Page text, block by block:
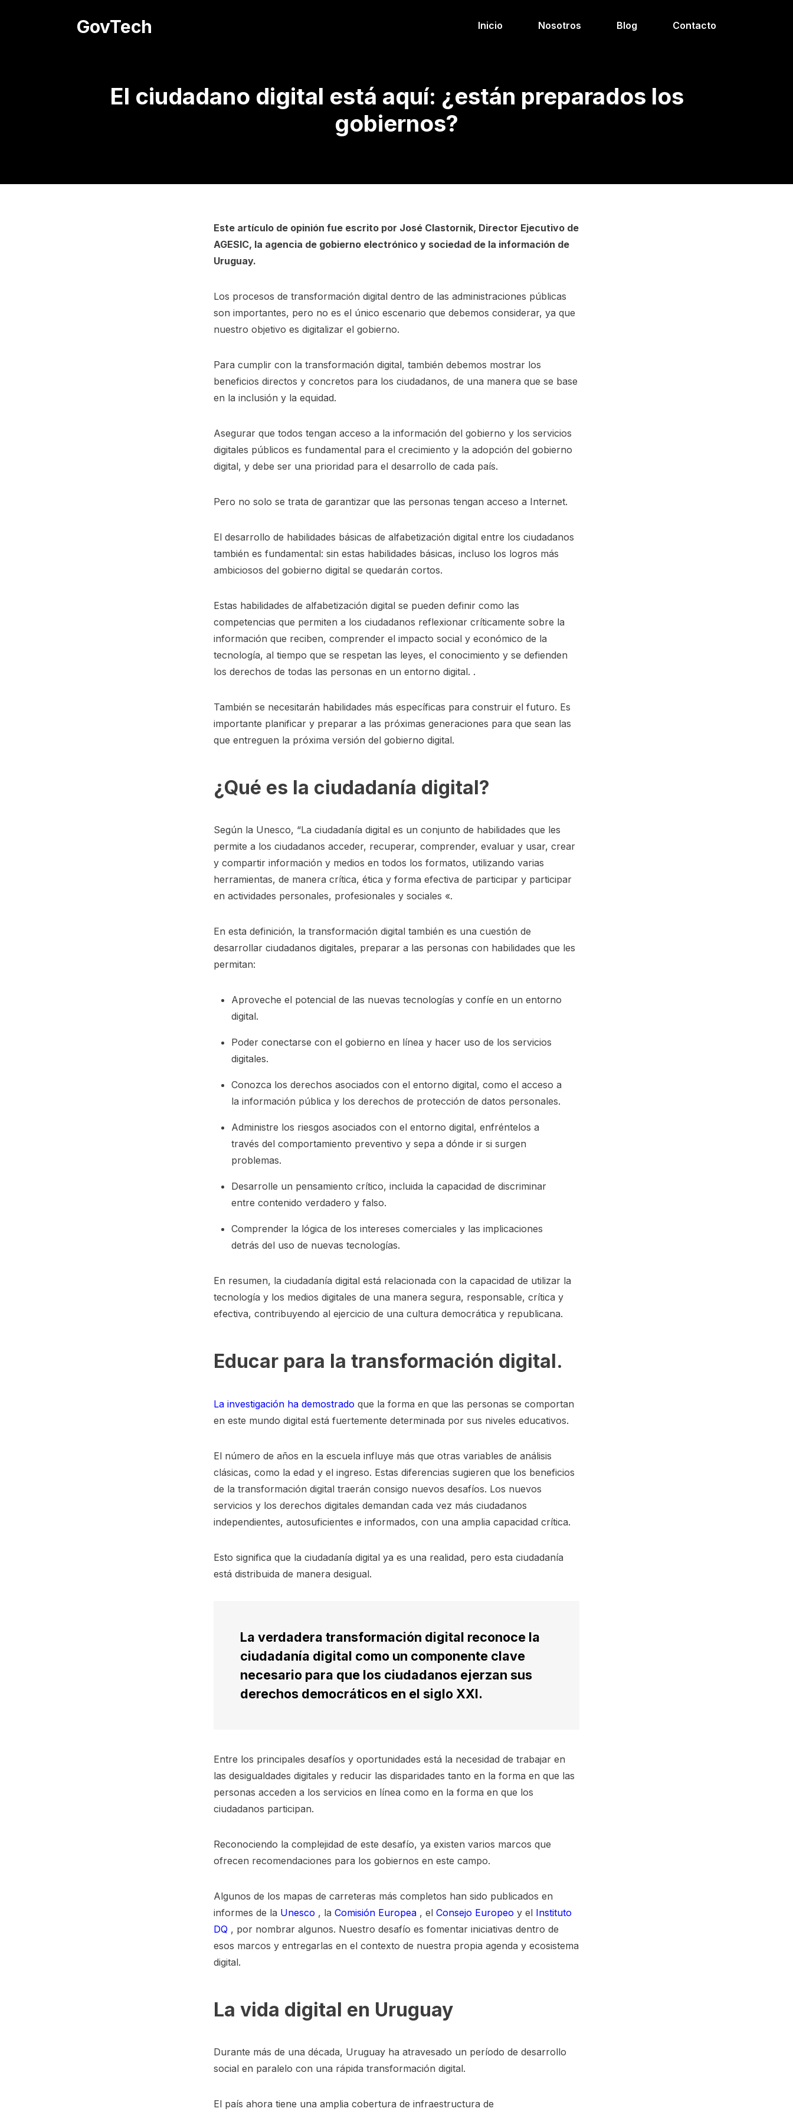
GovTech Inicio Nosotros Blog Contacto
El ciudadano digital está aquí: ¿están preparados los
gobiernos?
Este artículo de opinión fue escrito por José Clastornik, Director Ejecutivo de
AGESIC, la agencia de gobierno electrónico y sociedad de la información de
Uruguay.
Los procesos de transformación digital dentro de las administraciones públicas
son importantes, pero no es el único escenario que debemos considerar, ya que
nuestro objetivo es digitalizar el gobierno.
Para cumplir con la transformación digital, también debemos mostrar los
beneficios directos y concretos para los ciudadanos, de una manera que se base
en la inclusión y la equidad.
Asegurar que todos tengan acceso a la información del gobierno y los servicios
digitales públicos es fundamental para el crecimiento y la adopción del gobierno
digital, y debe ser una prioridad para el desarrollo de cada país.
Pero no solo se trata de garantizar que las personas tengan acceso a Internet.
El desarrollo de habilidades básicas de alfabetización digital entre los ciudadanos
también es fundamental: sin estas habilidades básicas, incluso los logros más
ambiciosos del gobierno digital se quedarán cortos.
Estas habilidades de alfabetización digital se pueden definir como las
competencias que permiten a los ciudadanos reflexionar críticamente sobre la
información que reciben, comprender el impacto social y económico de la
tecnología, al tiempo que se respetan las leyes, el conocimiento y se defienden
los derechos de todas las personas en un entorno digital. .
También se necesitarán habilidades más específicas para construir el futuro. Es
importante planificar y preparar a las próximas generaciones para que sean las
que entreguen la próxima versión del gobierno digital.
¿Qué es la ciudadanía digital?
Según la Unesco, “La ciudadanía digital es un conjunto de habilidades que les
permite a los ciudadanos acceder, recuperar, comprender, evaluar y usar, crear
y compartir información y medios en todos los formatos, utilizando varias
herramientas, de manera crítica, ética y forma efectiva de participar y participar
en actividades personales, profesionales y sociales «.
En esta definición, la transformación digital también es una cuestión de
desarrollar ciudadanos digitales, preparar a las personas con habilidades que les
permitan:
Aproveche el potencial de las nuevas tecnologías y confíe en un entorno
digital.
Poder conectarse con el gobierno en línea y hacer uso de los servicios
digitales.
Conozca los derechos asociados con el entorno digital, como el acceso a
la información pública y los derechos de protección de datos personales.
Administre los riesgos asociados con el entorno digital, enfréntelos a
través del comportamiento preventivo y sepa a dónde ir si surgen
problemas.
Desarrolle un pensamiento crítico, incluida la capacidad de discriminar
entre contenido verdadero y falso.
Comprender la lógica de los intereses comerciales y las implicaciones
detrás del uso de nuevas tecnologías.
En resumen, la ciudadanía digital está relacionada con la capacidad de utilizar la
tecnología y los medios digitales de una manera segura, responsable, crítica y
efectiva, contribuyendo al ejercicio de una cultura democrática y republicana.
Educar para la transformación digital.
La investigación ha demostrado que la forma en que las personas se comportan
en este mundo digital está fuertemente determinada por sus niveles educativos.
El número de años en la escuela influye más que otras variables de análisis
clásicas, como la edad y el ingreso. Estas diferencias sugieren que los beneficios
de la transformación digital traerán consigo nuevos desafíos. Los nuevos
servicios y los derechos digitales demandan cada vez más ciudadanos
independientes, autosuficientes e informados, con una amplia capacidad crítica.
Esto significa que la ciudadanía digital ya es una realidad, pero esta ciudadanía
está distribuida de manera desigual.
La verdadera transformación digital reconoce la
ciudadanía digital como un componente clave
necesario para que los ciudadanos ejerzan sus
derechos democráticos en el siglo XXI.
Entre los principales desafíos y oportunidades está la necesidad de trabajar en
las desigualdades digitales y reducir las disparidades tanto en la forma en que las
personas acceden a los servicios en línea como en la forma en que los
ciudadanos participan.
Reconociendo la complejidad de este desafío, ya existen varios marcos que
ofrecen recomendaciones para los gobiernos en este campo.
Algunos de los mapas de carreteras más completos han sido publicados en
informes de la Unesco , la Comisión Europea , el Consejo Europeo y el Instituto
DQ , por nombrar algunos. Nuestro desafío es fomentar iniciativas dentro de
esos marcos y entregarlas en el contexto de nuestra propia agenda y ecosistema
digital.
La vida digital en Uruguay
Durante más de una década, Uruguay ha atravesado un período de desarrollo
social en paralelo con una rápida transformación digital.
El país ahora tiene una amplia cobertura de infraestructura de